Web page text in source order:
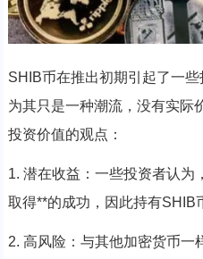
SHIB币在推出初期引起了一
为其只是一种潮流，没有实际
投资价值的观点：
1. 潜在收益：一些投资者认
取得**的成功，因此持有SHIB
2. 高风险：与其他加密货币一